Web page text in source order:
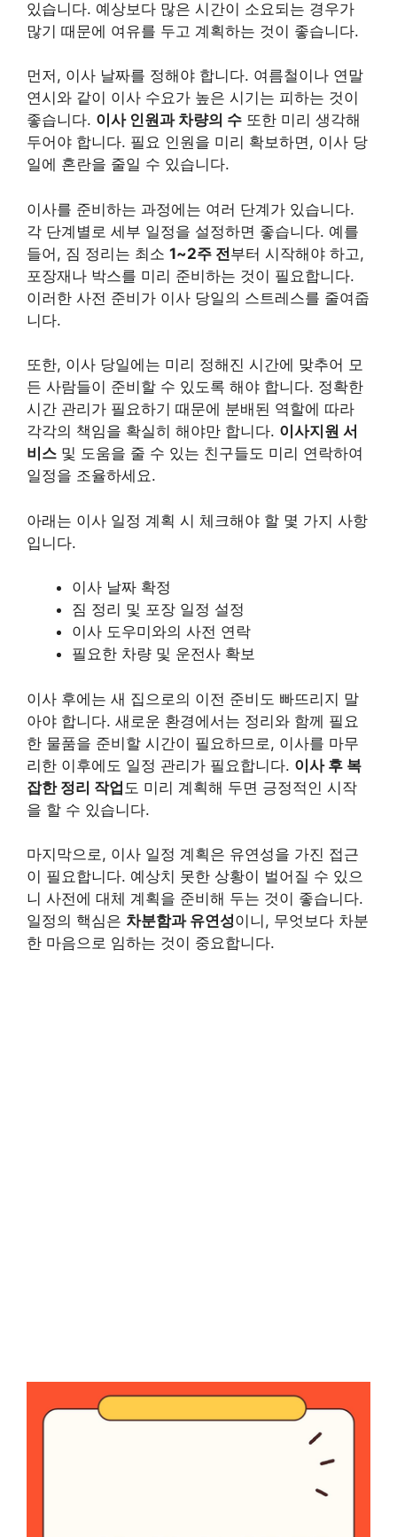
있습니다. 예상보다 많은 시간이 소요되는 경우가
많기 때문에 여유를 두고 계획하는 것이 좋습니다.
먼저, 이사 날짜를 정해야 합니다. 여름철이나 연말
연시와 같이 이사 수요가 높은 시기는 피하는 것이
좋습니다. 이사 인원과 차량의 수 또한 미리 생각해
두어야 합니다. 필요 인원을 미리 확보하면, 이사 당
일에 혼란을 줄일 수 있습니다.
이사를 준비하는 과정에는 여러 단계가 있습니다.
각 단계별로 세부 일정을 설정하면 좋습니다. 예를
들어, 짐 정리는 최소 1~2주 전부터 시작해야 하고,
포장재나 박스를 미리 준비하는 것이 필요합니다.
이러한 사전 준비가 이사 당일의 스트레스를 줄여줍
니다.
또한, 이사 당일에는 미리 정해진 시간에 맞추어 모
든 사람들이 준비할 수 있도록 해야 합니다. 정확한
시간 관리가 필요하기 때문에 분배된 역할에 따라
각각의 책임을 확실히 해야만 합니다. 이사지원 서
비스 및 도움을 줄 수 있는 친구들도 미리 연락하여
일정을 조율하세요.
아래는 이사 일정 계획 시 체크해야 할 몇 가지 사항
입니다.
이사 날짜 확정
짐 정리 및 포장 일정 설정
이사 도우미와의 사전 연락
필요한 차량 및 운전사 확보
이사 후에는 새 집으로의 이전 준비도 빠뜨리지 말
아야 합니다. 새로운 환경에서는 정리와 함께 필요
한 물품을 준비할 시간이 필요하므로, 이사를 마무
리한 이후에도 일정 관리가 필요합니다. 이사 후 복
잡한 정리 작업 도 미리 계획해 두면 긍정적인 시작
을 할 수 있습니다.
마지막으로, 이사 일정 계획은 유연성을 가진 접근
이 필요합니다. 예상치 못한 상황이 벌어질 수 있으
니 사전에 대체 계획을 준비해 두는 것이 좋습니다.
일정의 핵심은 차분함과 유연성이니, 무엇보다 차분
한 마음으로 임하는 것이 중요합니다.